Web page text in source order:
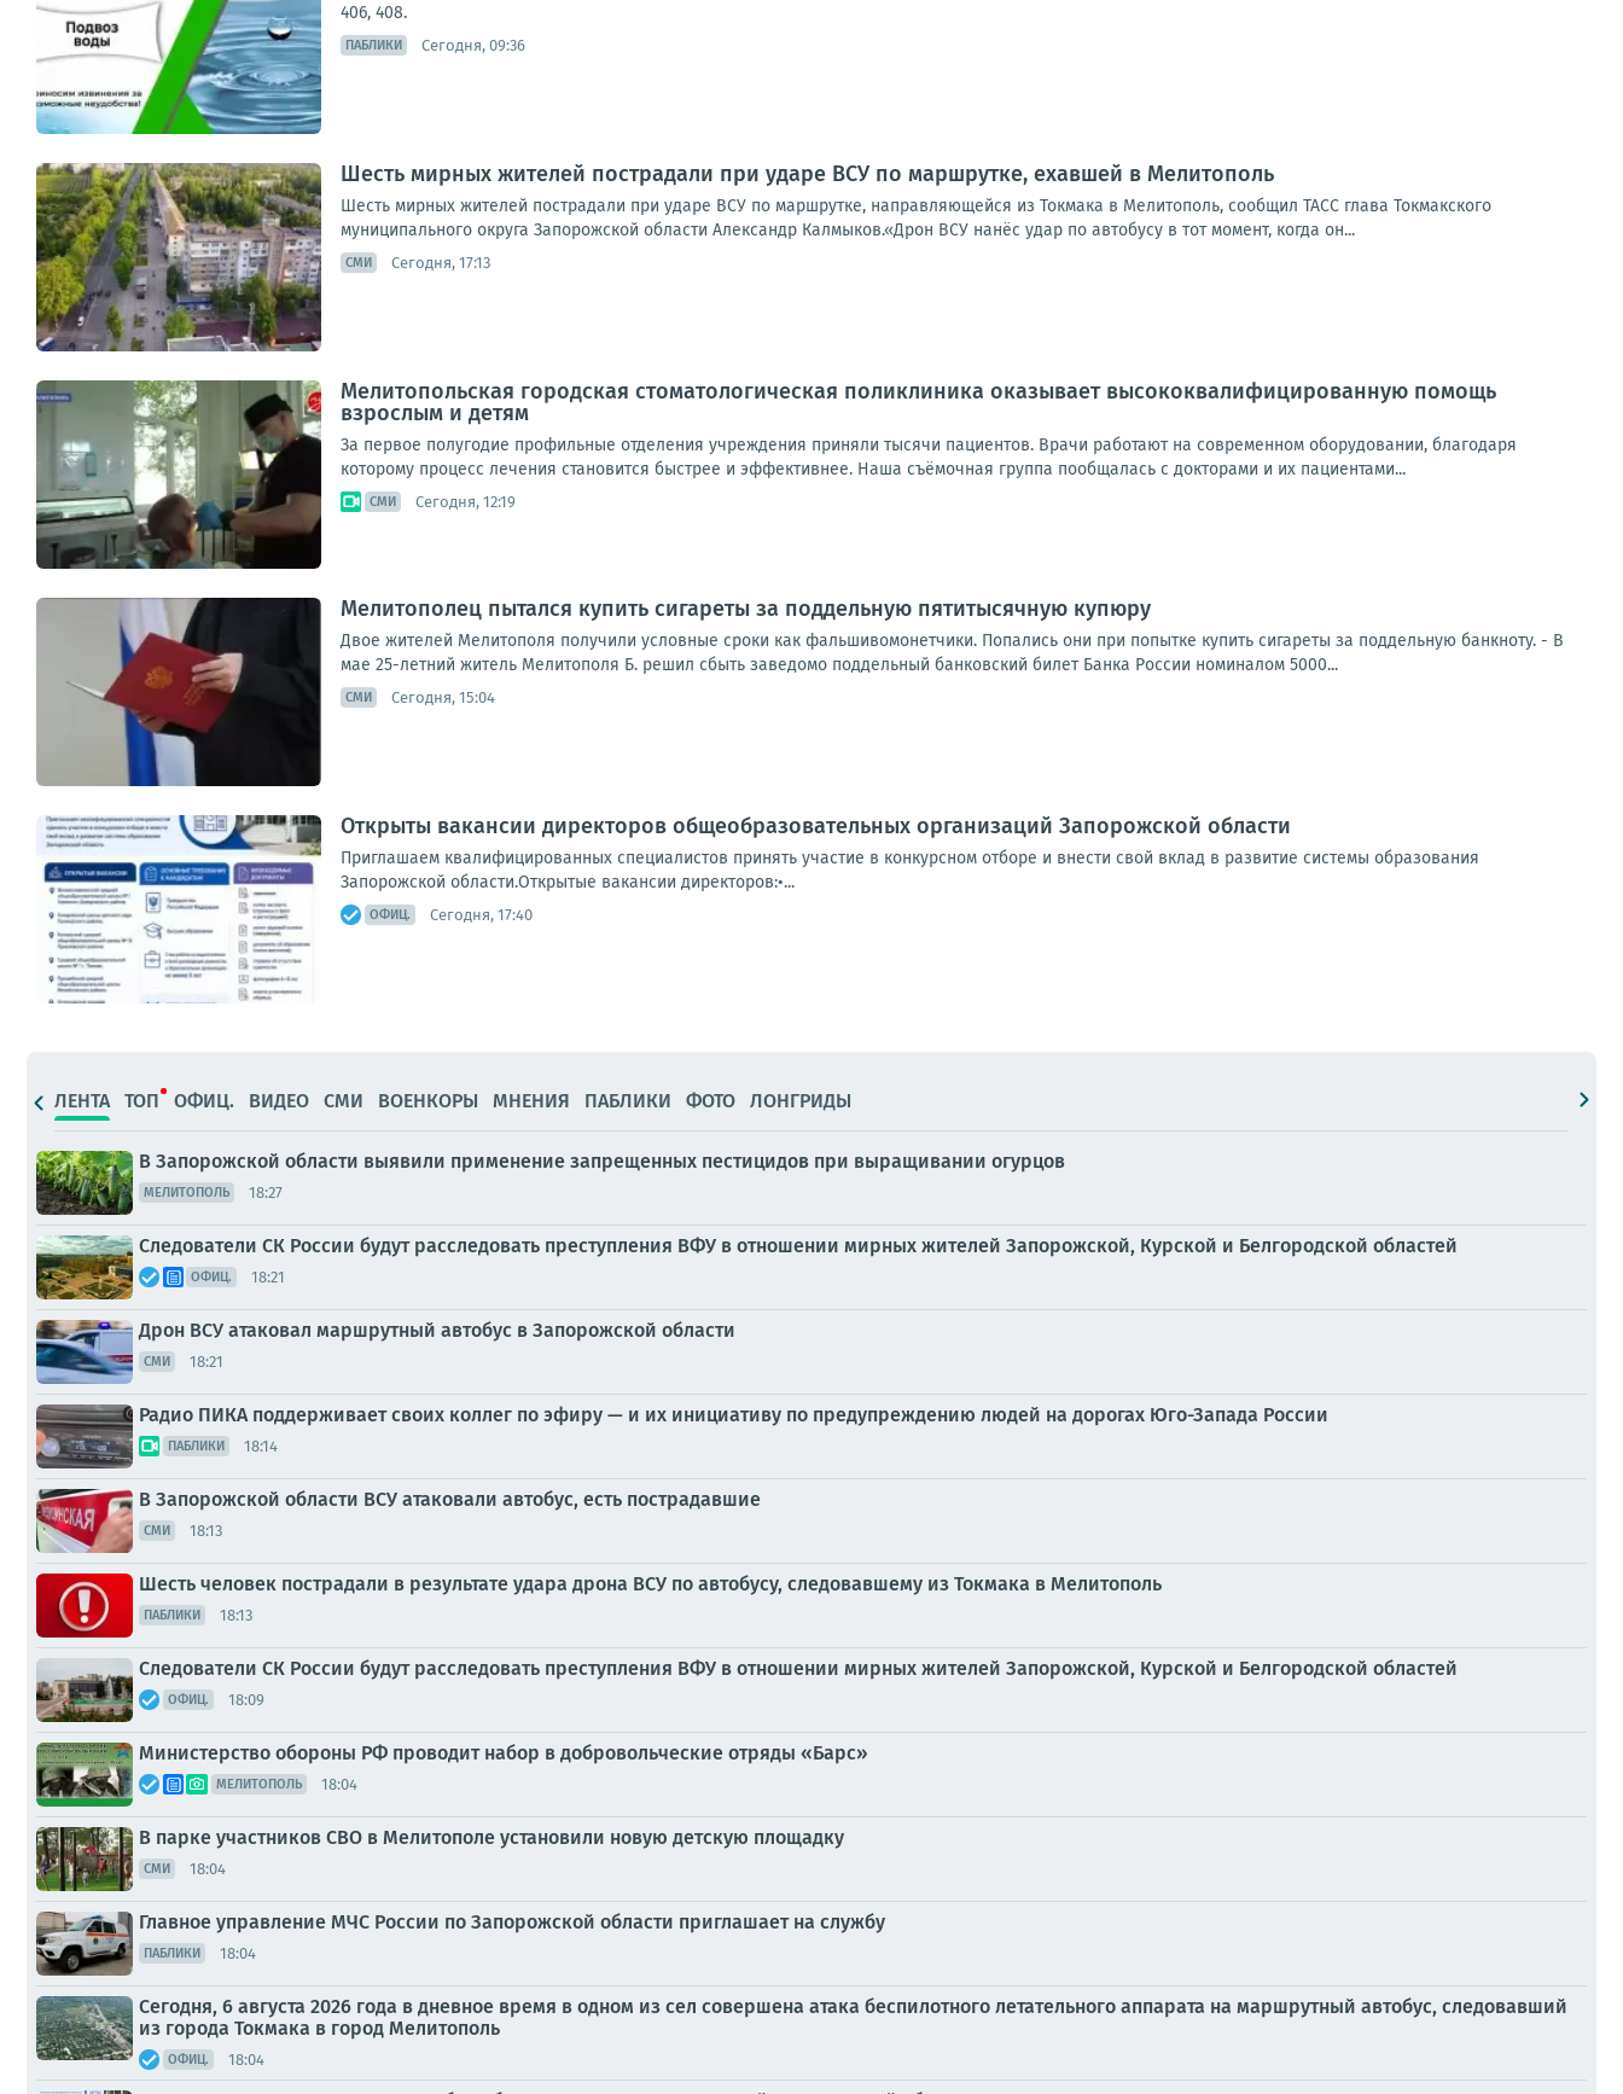
406, 408.
ПАБЛИКИ Сегодня, 09:36
Шесть мирных жителей пострадали при ударе ВСУ по маршрутке, ехавшей в Мелитополь
Шесть мирных жителей пострадали при ударе ВСУ по маршрутке, направляющейся из Токмака в Мелитополь, сообщил ТАСС глава Токмакского
муниципального округа Запорожской области Александр Калмыков.«Дрон ВСУ нанёс удар по автобусу в тот момент, когда он...
СМИ Сегодня, 17:13
Мелитопольская городская стоматологическая поликлиника оказывает высококвалифицированную помощь
взрослым и детям
За первое полугодие профильные отделения учреждения приняли тысячи пациентов. Врачи работают на современном оборудовании, благодаря
которому процесс лечения становится быстрее и эффективнее. Наша съёмочная группа пообщалась с докторами и их пациентами...
СМИ Сегодня, 12:19
Мелитополец пытался купить сигареты за поддельную пятитысячную купюру
Двое жителей Мелитополя получили условные сроки как фальшивомонетчики. Попались они при попытке купить сигареты за поддельную банкноту. - В
мае 25-летний житель Мелитополя Б. решил сбыть заведомо поддельный банковский билет Банка России номиналом 5000...
СМИ Сегодня, 15:04
Открыты вакансии директоров общеобразовательных организаций Запорожской области
Приглашаем квалифицированных специалистов принять участие в конкурсном отборе и внести свой вклад в развитие системы образования
Запорожской области.Открытые вакансии директоров:•...
ОФИЦ. Сегодня, 17:40
ЛЕНТА ТОП ОФИЦ. ВИДЕО СМИ ВОЕНКОРЫ МНЕНИЯ ПАБЛИКИ ФОТО ЛОНГРИДЫ
В Запорожской области выявили применение запрещенных пестицидов при выращивании огурцов
МЕЛИТОПОЛЬ 18:27
Следователи СК России будут расследовать преступления ВФУ в отношении мирных жителей Запорожской, Курской и Белгородской областей
ОФИЦ. 18:21
Дрон ВСУ атаковал маршрутный автобус в Запорожской области
СМИ 18:21
Радио ПИКА поддерживает своих коллег по эфиру — и их инициативу по предупреждению людей на дорогах Юго-Запада России
ПАБЛИКИ 18:14
В Запорожской области ВСУ атаковали автобус, есть пострадавшие
СМИ 18:13
Шесть человек пострадали в результате удара дрона ВСУ по автобусу, следовавшему из Токмака в Мелитополь
ПАБЛИКИ 18:13
Следователи СК России будут расследовать преступления ВФУ в отношении мирных жителей Запорожской, Курской и Белгородской областей
ОФИЦ. 18:09
Министерство обороны РФ проводит набор в добровольческие отряды «Барс»
МЕЛИТОПОЛЬ 18:04
В парке участников СВО в Мелитополе установили новую детскую площадку
СМИ 18:04
Главное управление МЧС России по Запорожской области приглашает на службу
ПАБЛИКИ 18:04
Сегодня, 6 августа 2026 года в дневное время в одном из сел совершена атака беспилотного летательного аппарата на маршрутный автобус, следовавший
из города Токмака в город Мелитополь
ОФИЦ. 18:04